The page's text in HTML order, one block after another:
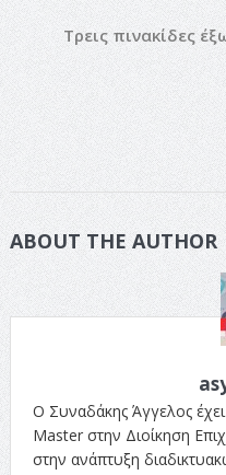
Τρεις πινακίδες
ABOUT THE AUTHOR
Ο Συναδάκης Άγγελος
Master στην Διοίκηση
στην ανάπτυξη